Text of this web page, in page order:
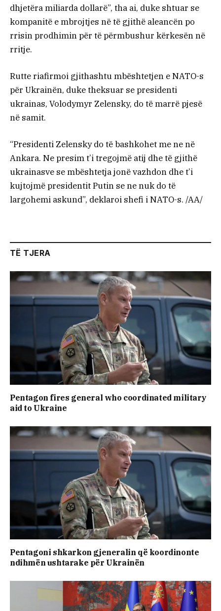
dhjetëra miliarda dollarë”, tha ai, duke shtuar se
kompanitë e mbrojtjes në të gjithë aleancën po
rrisin prodhimin për të përmbushur kërkesën në
rritje.
Rutte riafirmoi gjithashtu mbështetjen e NATO-s
për Ukrainën, duke theksuar se presidenti
ukrainas, Volodymyr Zelensky, do të marrë pjesë
në samit.
“Presidenti Zelensky do të bashkohet me ne në
Ankara. Ne presim t’i tregojmë atij dhe të gjithë
ukrainasve se mbështetja jonë vazhdon dhe t’i
kujtojmë presidentit Putin se ne nuk do të
largohemi askund”, deklaroi shefi i NATO-s. /AA/
TË TJERA
Pentagon fires general who coordinated military
aid to Ukraine
Pentagoni shkarkon gjeneralin që koordinonte
ndihmën ushtarake për Ukrainën